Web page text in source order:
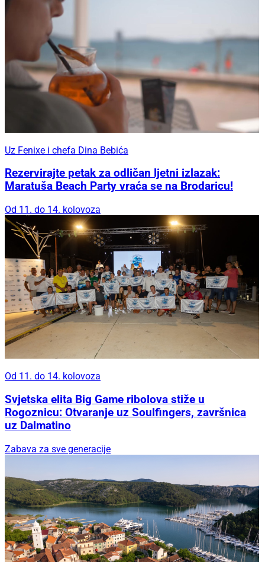
Uz Fenixe i chefa Dina Bebića
Rezervirajte petak za odličan ljetni izlazak:
Maratuša Beach Party vraća se na Brodaricu!
Od 11. do 14. kolovoza
Od 11. do 14. kolovoza
Svjetska elita Big Game ribolova stiže u
Rogoznicu: Otvaranje uz Soulfingers, završnica
uz Dalmatino
Zabava za sve generacije